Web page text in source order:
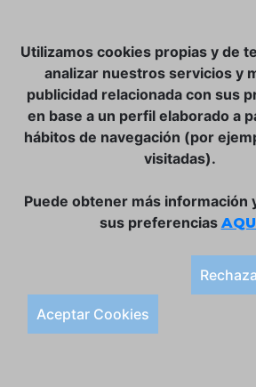
CLUB VINATER
CONTACTO
TIENDA ONLINE:
Plaça de la Llibertat, 22, 07760 Ciutadella
Tlf. 971 93 78 75
Utilizamos cookies propias y de
analizar nuestros servicios y
publicidad relacionada con sus
en base a un perfil elaborado a
hábitos de navegación (por
visitadas).
Puede obtener más información
sus preferencias
Aceptar Cookies